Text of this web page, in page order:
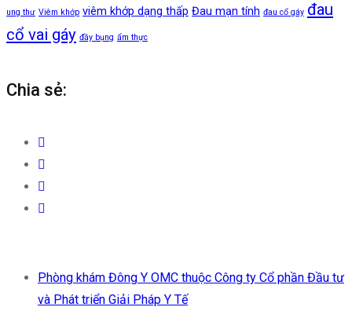
ung thư Viêm khớp viêm khớp dạng thấp Đau mạn tính đau cổ gáy đau
cổ vai gáy đầy bụng ẩm thực
Chia sẻ:
Phòng khám Đông Y OMC thuộc Công ty Cổ phần Đầu tư
và Phát triển Giải Pháp Y Tế